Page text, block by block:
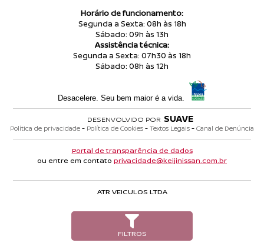
CANAL DE DENÚNCIA
FILTROS
Horário de funcionamento:
Segunda a Sexta: 08h às 18h
Sábado: 09h às 13h
Assistência técnica:
Segunda a Sexta: 07h30 às 18h
Sábado: 08h às 12h
Desacelere. Seu bem maior é a vida.
DESENVOLVIDO POR SUAVE
Política de privacidade - Política de Cookies - Textos Legais - Canal de Denúncia
Portal de transparência de dados
ou entre em contato privacidade@keijinissan.com.br
ATR VEICULOS LTDA